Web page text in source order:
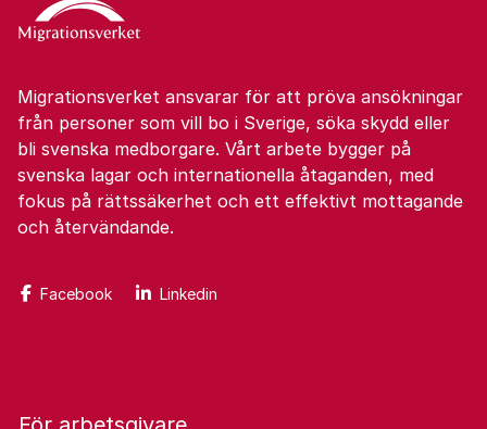
Migrationsverket ansvarar för att pröva ansökningar
från personer som vill bo i Sverige, söka skydd eller
bli svenska medborgare. Vårt arbete bygger på
svenska lagar och internationella åtaganden, med
fokus på rättssäkerhet och ett effektivt mottagande
och återvändande.
Facebook Linkedin